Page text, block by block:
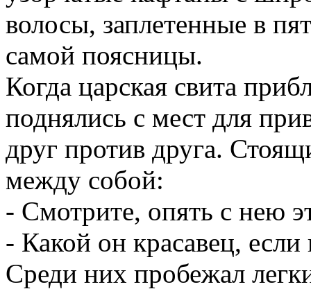
волосы, заплетенные в
самой поясницы.
Когда царская свита
поднялись с мест для
друг против друга.
между собой:
- Смотрите, опять с нею
- Какой он красавец,
Среди них пробежал